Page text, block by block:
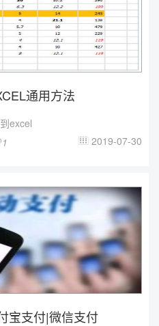
通用方法
excel
1  2019-07-30
宝支付|微信支付